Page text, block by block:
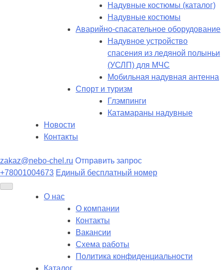
Надувные костюмы (каталог)
Надувные костюмы
Аварийно-спасательное оборудование
Надувное устройство
спасения из ледяной полыньи
(УСЛП) для МЧС
Мобильная надувная антенна
Спорт и туризм
Глэмпинги
Катамараны надувные
Новости
Контакты
zakaz@nebo-chel.ru Отправить запрос
+78001004673 Единый бесплатный номер
О нас
О компании
Контакты
Вакансии
Схема работы
Политика конфиденциальности
Каталог